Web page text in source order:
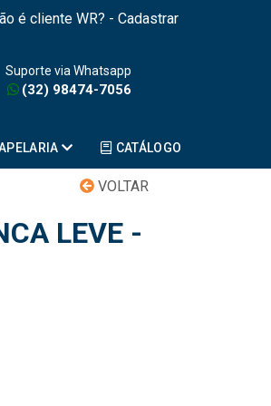
é cliente WR? - Cadastrar
Suporte via Whatsapp
(32) 98474-7056
CATÁLOGO
VOLTAR
LEVE -